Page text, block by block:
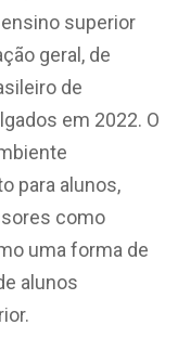
superior
geral, de
de
em 2022. O
para alunos,
como
uma forma de
alunos